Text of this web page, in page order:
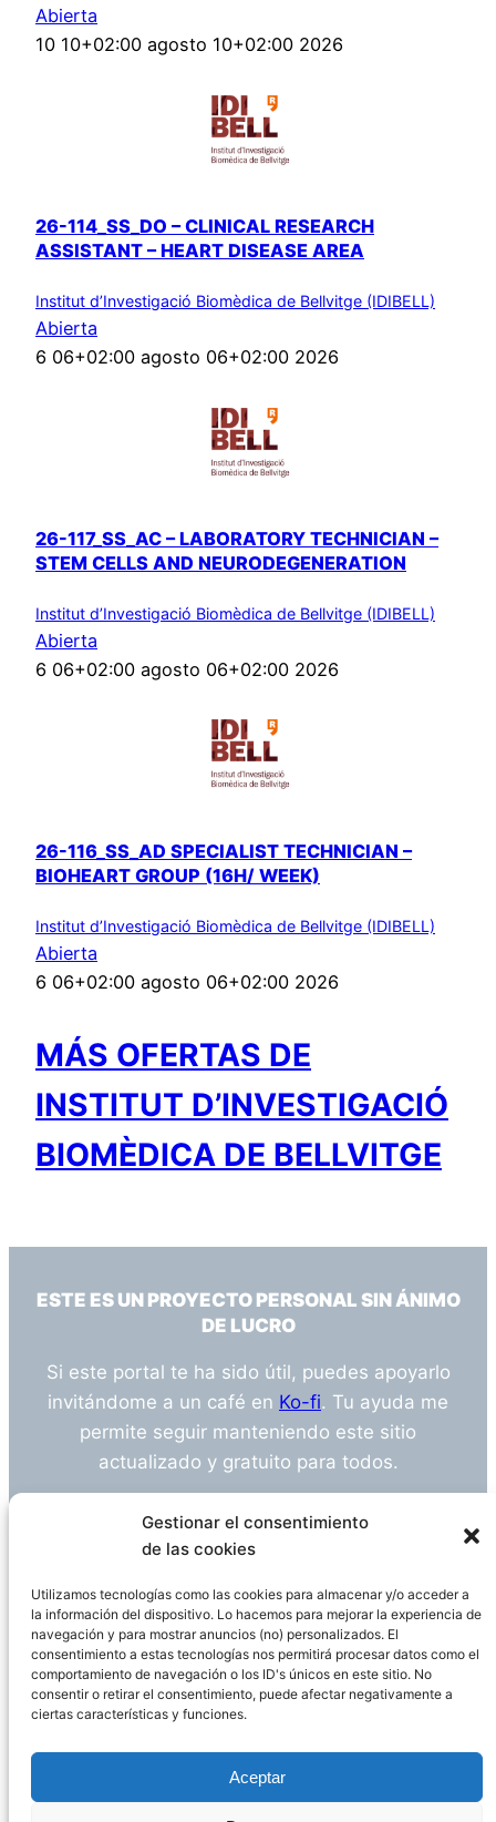
Gestionar el consentimiento
de las cookies
Utilizamos tecnologías como las cookies para almacenar y/o acceder a
la información del dispositivo. Lo hacemos para mejorar la experiencia de
navegación y para mostrar anuncios (no) personalizados. El
consentimiento a estas tecnologías nos permitirá procesar datos como el
comportamiento de navegación o los ID's únicos en este sitio. No
consentir o retirar el consentimiento, puede afectar negativamente a
ciertas características y funciones.
Aceptar
Abierta
10 10+02:00 agosto 10+02:00 2026
26-114_SS_DO – CLINICAL RESEARCH
ASSISTANT – HEART DISEASE AREA
Institut d’Investigació Biomèdica de Bellvitge (IDIBELL)
Abierta
6 06+02:00 agosto 06+02:00 2026
26-117_SS_AC – LABORATORY TECHNICIAN –
STEM CELLS AND NEURODEGENERATION
Institut d’Investigació Biomèdica de Bellvitge (IDIBELL)
Abierta
6 06+02:00 agosto 06+02:00 2026
26-116_SS_AD SPECIALIST TECHNICIAN –
BIOHEART GROUP (16H/ WEEK)
Institut d’Investigació Biomèdica de Bellvitge (IDIBELL)
Abierta
6 06+02:00 agosto 06+02:00 2026
MÁS OFERTAS DE
INSTITUT D’INVESTIGACIÓ
BIOMÈDICA DE BELLVITGE
ESTE ES UN PROYECTO PERSONAL SIN ÁNIMO
DE LUCRO
Si este portal te ha sido útil, puedes apoyarlo
invitándome a un café en Ko-fi. Tu ayuda me
permite seguir manteniendo este sitio
actualizado y gratuito para todos.
¿Tienes alguna duda o sugerencia? Escríbeme
info@empleosanitarioinvestigacion.es
Descargo de Responsabilidad
Declaración de Privacidad Política de cookies
WordPress